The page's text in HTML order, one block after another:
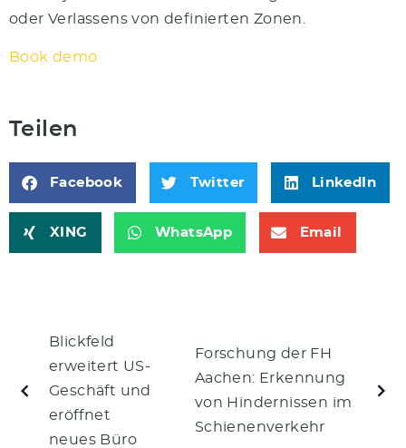
oder Verlassens von definierten Zonen.
Book demo
Teilen
Facebook Twitter LinkedIn
XING WhatsApp Email
Blickfeld
erweitert US-
Geschäft und
eröffnet
neues Büro
Forschung der FH
Aachen: Erkennung
von Hindernissen im
Schienenverkehr